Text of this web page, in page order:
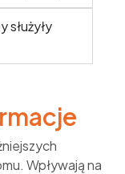
służyły
Wpływają na